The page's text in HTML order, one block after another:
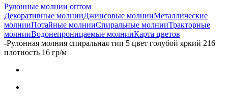
Рулонные молнии оптом
Декоративные молнииДжинсовые молнииМеталлические
молнииПотайные молнииСпиральные молнииТракторные
молнииВодонепроницаемые молнииКарта цветов
-Рулонная молния спиральная тип 5 цвет голубой яркий 216
плотность 16 гр/м